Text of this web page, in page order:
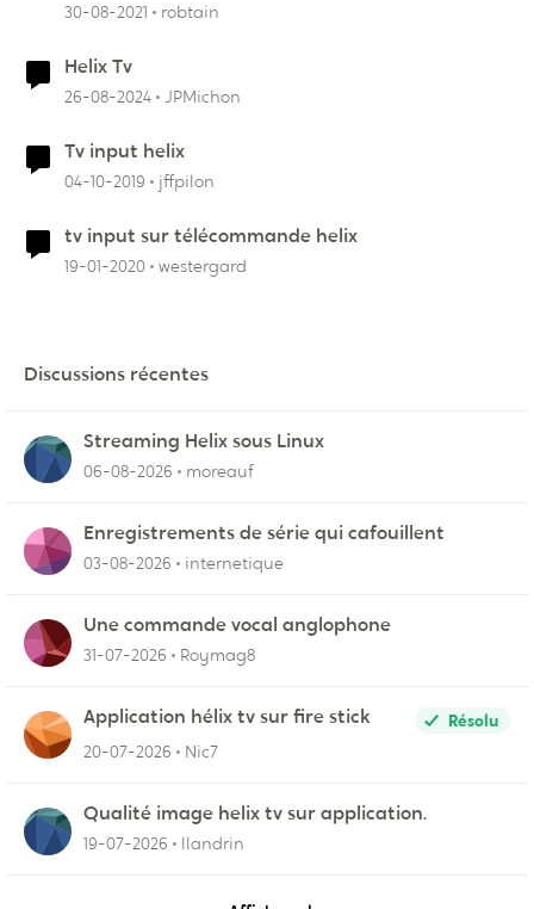
30-08-2021 robtain
Helix Tv
26-08-2024 JPMichon
Tv input helix
04-10-2019 jffpilon
tv input sur télécommande helix
19-01-2020 westergard
Discussions récentes
Streaming Helix sous Linux
06-08-2026 moreauf
Enregistrements de série qui cafouillent
03-08-2026 internetique
Une commande vocal anglophone
31-07-2026 Roymag8
Application hélix tv sur fire stick
Résolu
20-07-2026
Nic7
Qualité image helix tv sur application.
19-07-2026 llandrin